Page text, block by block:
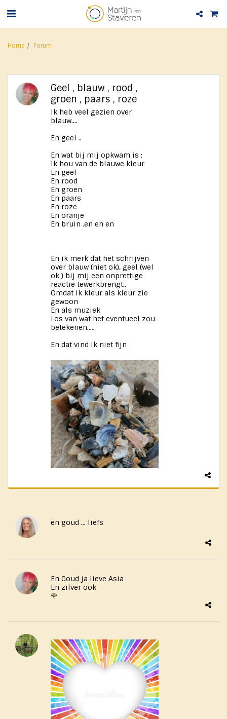
Home Forum
Geel , blauw , rood ,
groen , paars , roze
Ik heb veel gezien over
blauw....
En geel ..
En wat bij mij opkwam is :
Ik hou van de blauwe kleur
En geel
En rood
En groen
En paars
En roze
En oranje
En bruin .en en en
En ik merk dat het schrijven
over blauw (niet ok), geel (wel
ok ) bij mij een onprettige
reactie tewerkbrengt..
Omdat ik kleur als kleur zie
gewoon
En als muziek
Los van wat het eventueel zou
betekenen.....
En dat vind ik niet fijn
en goud ... liefs
En Goud ja lieve Asia
En zilver ook
🌹